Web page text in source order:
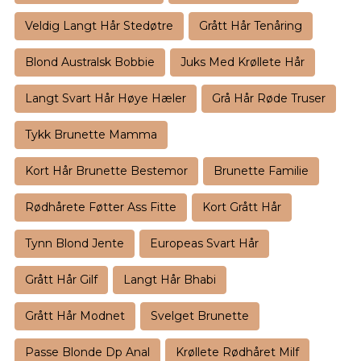
Veldig Langt Hår Stedøtre Grått Hår Tenåring
Blond Australsk Bobbie Juks Med Krøllete Hår
Langt Svart Hår Høye Hæler Grå Hår Røde Truser
Tykk Brunette Mamma
Kort Hår Brunette Bestemor Brunette Familie
Rødhårete Føtter Ass Fitte Kort Grått Hår
Tynn Blond Jente Europeas Svart Hår
Grått Hår Gilf Langt Hår Bhabi
Grått Hår Modnet Svelget Brunette
Passe Blonde Dp Anal Krøllete Rødhåret Milf